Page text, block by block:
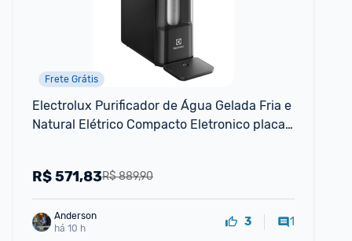
Frete Grátis
Electrolux Purificador de Água Gelada Fria e
Natural Elétrico Compacto Eletronico placa
R$ 889,90
R$571,83
Anderson
há 10 h
3 1